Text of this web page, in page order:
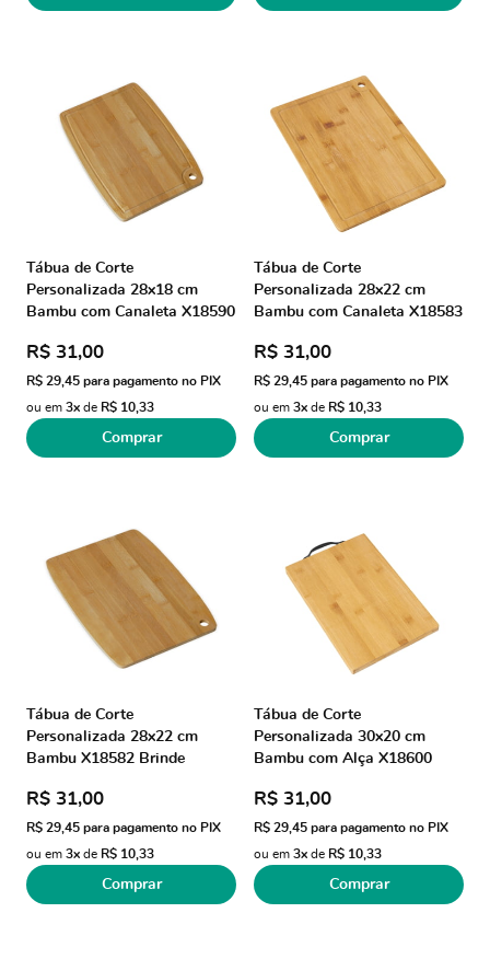
Tábua de Corte
Personalizada 28x18 cm
Bambu com Canaleta X18590
R$ 31,00
R$ 29,45 para pagamento no PIX
ou em 3x de R$ 10,33
Comprar
Tábua de Corte
Personalizada 28x22 cm
Bambu com Canaleta X18583
R$ 31,00
R$ 29,45 para pagamento no PIX
ou em 3x de R$ 10,33
Comprar
Tábua de Corte
Personalizada 28x22 cm
Bambu X18582 Brinde
R$ 31,00
R$ 29,45 para pagamento no PIX
ou em 3x de R$ 10,33
Comprar
Tábua de Corte
Personalizada 30x20 cm
Bambu com Alça X18600
R$ 31,00
R$ 29,45 para pagamento no PIX
ou em 3x de R$ 10,33
Comprar